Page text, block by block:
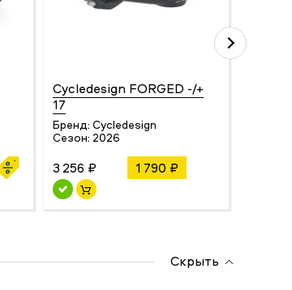
Cycledesign FORGED -/+
17
Бренд: Cycledesign
Сезон: 2026
3 256 ₽ 1 790 ₽
Скрыть